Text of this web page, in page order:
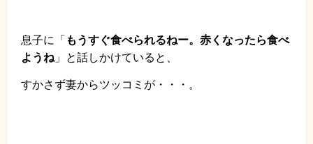
息子に「 もうすぐ食べられるねー。赤くなったら食べ
ようね 」と話しかけていると、
すかさず妻からツッコミが・・・。